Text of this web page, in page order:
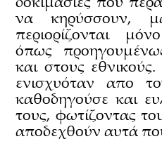
να κηρύσσουν,
περιορίζονται
όπως
και στους
ενισχυόταν απο
καθοδηγούσε και
τους, φωτίζοντας
αποδεχθούν αυτά